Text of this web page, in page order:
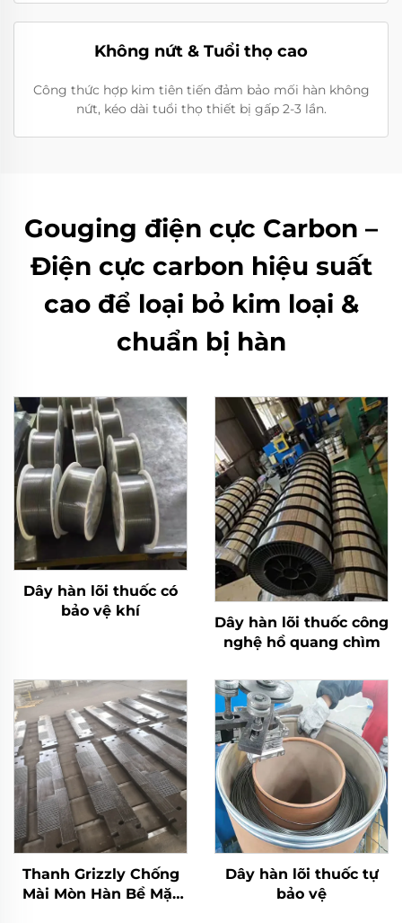
Không nứt & Tuổi thọ cao
Công thức hợp kim tiên tiến đảm bảo mối hàn không
nứt, kéo dài tuổi thọ thiết bị gấp 2-3 lần.
Gouging điện cực Carbon –
Điện cực carbon hiệu suất
cao để loại bỏ kim loại &
chuẩn bị hàn
Dây hàn lõi thuốc có
bảo vệ khí
Dây hàn lõi thuốc công
nghệ hồ quang chìm
Thanh Grizzly Chống
Mài Mòn Hàn Bề Mặt
Dây hàn lõi thuốc tự
bảo vệ